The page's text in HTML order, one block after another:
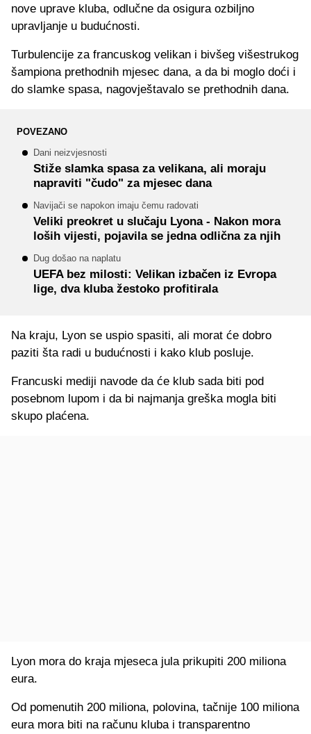
nove uprave kluba, odlučne da osigura ozbiljno
upravljanje u budućnosti.
Turbulencije za francuskog velikan i bivšeg višestrukog
šampiona prethodnih mjesec dana, a da bi moglo doći i
do slamke spasa, nagovještavalo se prethodnih dana.
POVEZANO
Dani neizvjesnosti
Stiže slamka spasa za velikana, ali moraju
napraviti "čudo" za mjesec dana
Navijači se napokon imaju čemu radovati
Veliki preokret u slučaju Lyona - Nakon mora
loših vijesti, pojavila se jedna odlična za njih
Dug došao na naplatu
UEFA bez milosti: Velikan izbačen iz Evropa
lige, dva kluba žestoko profitirala
Na kraju, Lyon se uspio spasiti, ali morat će dobro
paziti šta radi u budućnosti i kako klub posluje.
Francuski mediji navode da će klub sada biti pod
posebnom lupom i da bi najmanja greška mogla biti
skupo plaćena.
Lyon mora do kraja mjeseca jula prikupiti 200 miliona
eura.
Od pomenutih 200 miliona, polovina, tačnije 100 miliona
eura mora biti na računu kluba i transparentno